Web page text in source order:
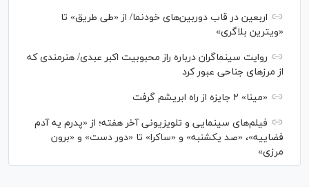
اربعین در قاب دوربین‌های خودنما/ از «طی طریق» تا
«ویترین بلاگری»
روایت سینماگران درباره راز محبوبیت اکبر عبدی/ هنرمندی که
از مرزهای جناحی عبور کرد
«مینا» ۲ جایزه از راه ابریشم گرفت
فیلم‌های سینمایی و تلویزیونی آخر هفته؛ از «پدرم یه آدم
فضاییه»، «صد یکشنبه» و «ساکرا» تا «دور دست» و «برون
مرزی»